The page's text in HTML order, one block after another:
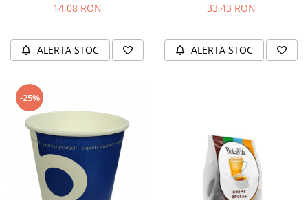
14,08 RON
ALERTA STOC
33,43 RON
ALERTA STOC
-25%